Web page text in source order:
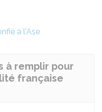
à l'Ase
à remplir pour
française